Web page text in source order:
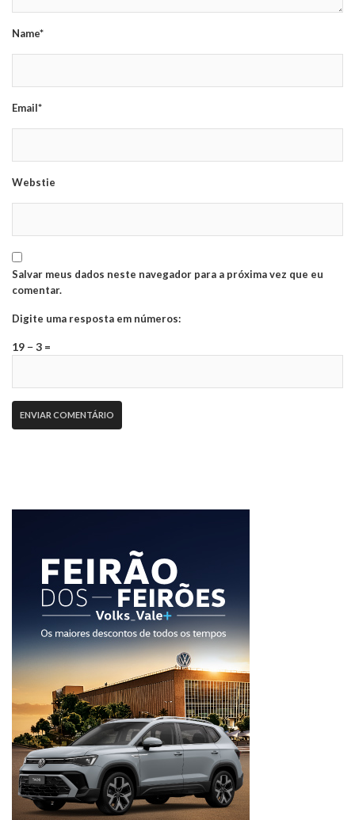
Name*
Email*
Webstie
Salvar meus dados neste navegador para a próxima vez que eu
comentar.
Digite uma resposta em números:
19 − 3 =